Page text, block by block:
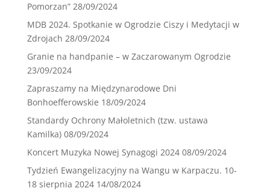
Pomorzan” 28/09/2024
MDB 2024. Spotkanie w Ogrodzie Ciszy i Medytacji w
Zdrojach 28/09/2024
Granie na handpanie – w Zaczarowanym Ogrodzie
23/09/2024
Zapraszamy na Międzynarodowe Dni
Bonhoefferowskie 18/09/2024
Standardy Ochrony Małoletnich (tzw. ustawa
Kamilka) 08/09/2024
Koncert Muzyka Nowej Synagogi 2024 08/09/2024
Tydzień Ewangelizacyjny na Wangu w Karpaczu. 10-
18 sierpnia 2024 14/08/2024